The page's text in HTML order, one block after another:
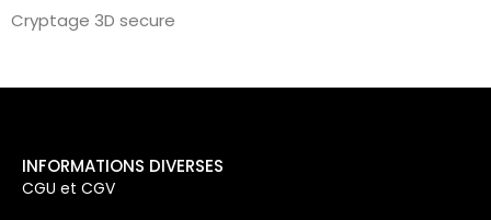
Cryptage 3D secure
INFORMATIONS DIVERSES
CGU et CGV